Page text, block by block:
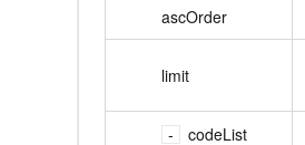
ascOrder
limit
codeList